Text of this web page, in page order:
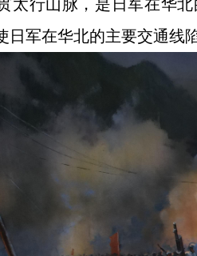
太行山脉，是日军在华
日军在华北的主要交通线